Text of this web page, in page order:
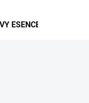
ESENCE